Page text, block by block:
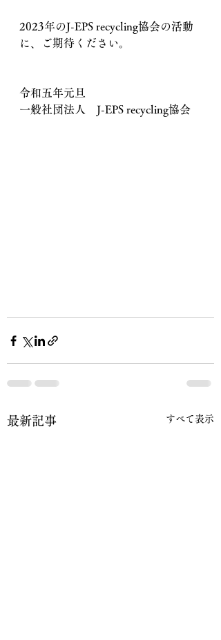
2023年のJ-EPS recycling協会の活動
に、ご期待ください。
令和五年元旦
一般社団法人　J-EPS recycling協会
最新記事 すべて表示